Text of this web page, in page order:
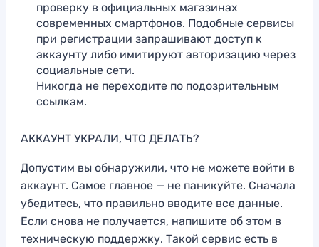
проверку в официальных магазинах
современных смартфонов. Подобные сервисы
при регистрации запрашивают доступ к
аккаунту либо имитируют авторизацию через
социальные сети.
Никогда не переходите по подозрительным
ссылкам.
АККАУНТ УКРАЛИ, ЧТО ДЕЛАТЬ?
Допустим вы обнаружили, что не можете войти в
аккаунт. Самое главное — не паникуйте. Сначала
убедитесь, что правильно вводите все данные.
Если снова не получается, напишите об этом в
техническую поддержку. Такой сервис есть в